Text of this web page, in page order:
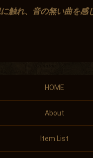
触れ、音の無い曲を感
HOME
About
Item List